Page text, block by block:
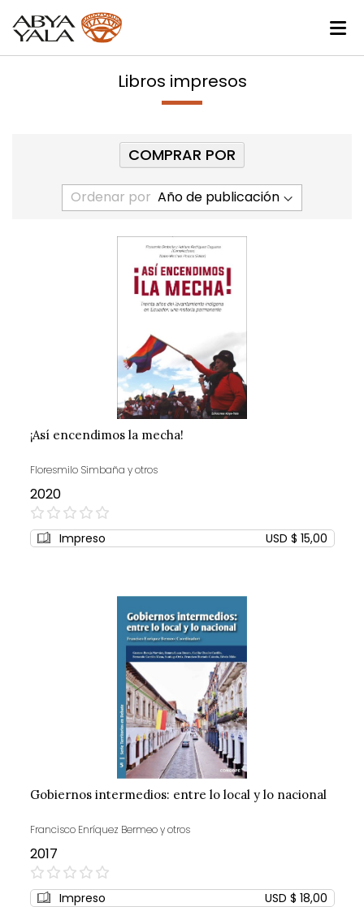
Libros impresos
Ordenar por
¡Así encendimos la mecha!
Floresmilo Simbaña y otros
2020
0%
Impreso USD $ 15,00
Gobiernos intermedios: entre lo local y lo nacional
Francisco Enríquez Bermeo y otros
2017
0%
Impreso USD $ 18,00
COMPRAR POR